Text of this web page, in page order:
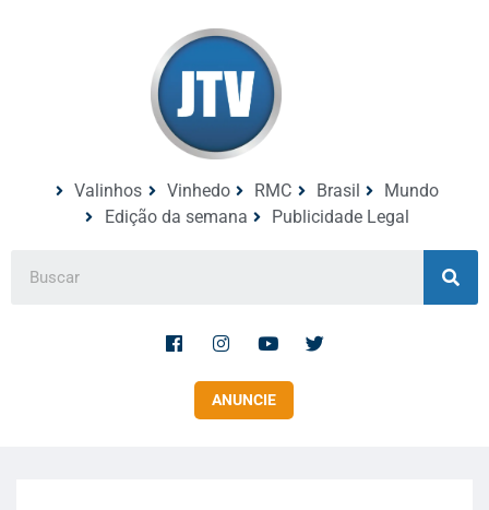
Valinhos Vinhedo RMC Brasil
Mundo
Edição da semana
Publicidade Legal
ANUNCIE